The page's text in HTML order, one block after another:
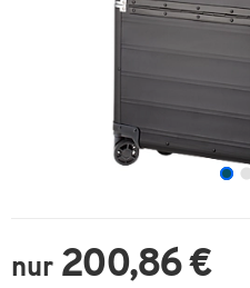
nur 200,86 €